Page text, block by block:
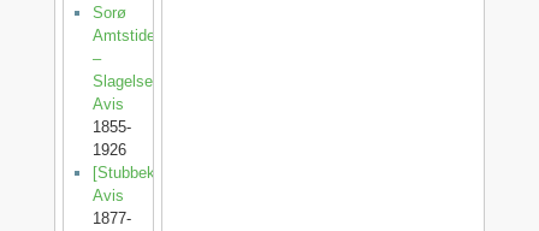
Sorø
Amtstidende
–
Slagelse
Avis
1855-
1926
[Stubbekøbing
Avis
1877-